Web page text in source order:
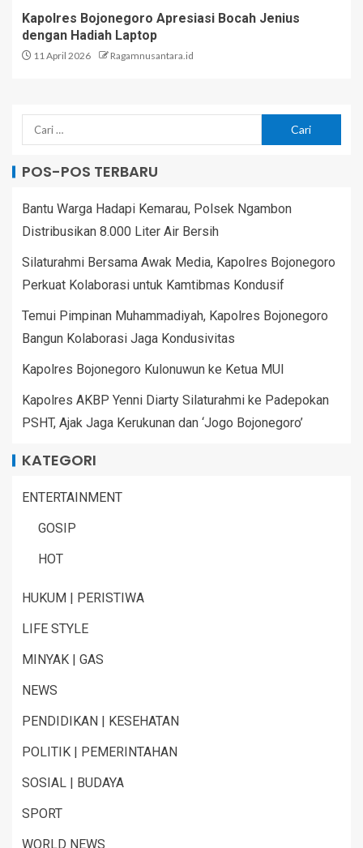
Kapolres Bojonegoro Apresiasi Bocah Jenius
dengan Hadiah Laptop
11 April 2026 Ragamnusantara.id
POS-POS TERBARU
Bantu Warga Hadapi Kemarau, Polsek Ngambon
Distribusikan 8.000 Liter Air Bersih
Silaturahmi Bersama Awak Media, Kapolres Bojonegoro
Perkuat Kolaborasi untuk Kamtibmas Kondusif
Temui Pimpinan Muhammadiyah, Kapolres Bojonegoro
Bangun Kolaborasi Jaga Kondusivitas
Kapolres Bojonegoro Kulonuwun ke Ketua MUI
Kapolres AKBP Yenni Diarty Silaturahmi ke Padepokan
PSHT, Ajak Jaga Kerukunan dan ‘Jogo Bojonegoro’
KATEGORI
ENTERTAINMENT
GOSIP
HOT
HUKUM | PERISTIWA
LIFE STYLE
MINYAK | GAS
NEWS
PENDIDIKAN | KESEHATAN
POLITIK | PEMERINTAHAN
SOSIAL | BUDAYA
SPORT
WORLD NEWS